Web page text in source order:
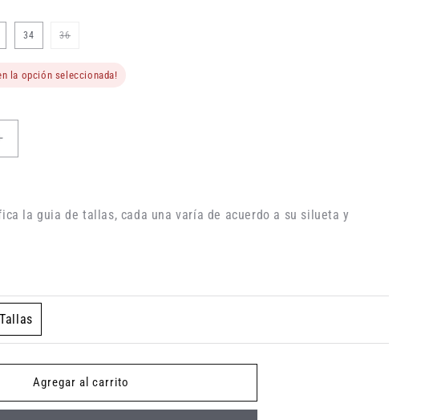
34 36Variante
disponible
la opción seleccionada!
la guia de tallas, cada una varía de acuerdo a su silueta y
Agregar al carrito